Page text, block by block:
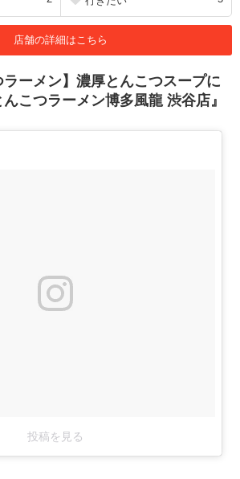
店舗の詳細はこちら
ラーメン】濃厚とんこつスープに
こつラーメン博多風龍 渋谷店』
投稿を見る